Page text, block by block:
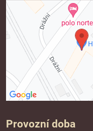
Provozní doba